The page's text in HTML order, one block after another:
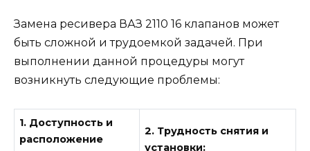
Замена ресивера ВАЗ 2110 16 клапанов может
быть сложной и трудоемкой задачей. При
выполнении данной процедуры могут
возникнуть следующие проблемы:
1. Доступность и
расположение
2. Трудность снятия и
установки: